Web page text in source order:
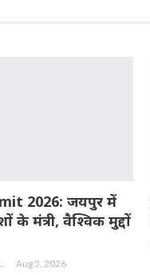
2026: जयपुर में
के मंत्री, वैश्विक मुद्दों
TEAM Aug 5, 2026